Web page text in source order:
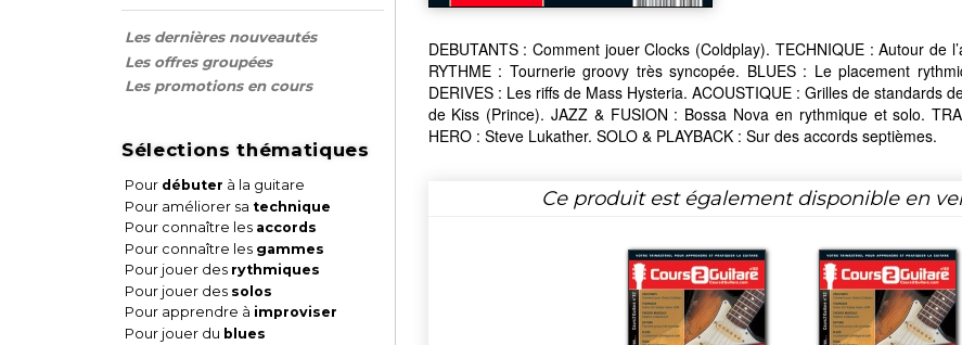
Les dernières nouveautés
Les offres groupées
Les promotions en cours
Sélections thématiques
Pour débuter à la guitare
Pour améliorer sa technique
Pour connaître les accords
Pour connaître les gammes
Pour jouer des rythmiques
Pour jouer des solos
Pour apprendre à improviser
Pour jouer du blues
DEBUTANTS : Comment jouer Clocks (Coldplay). TECHNIQUE : Autour de
RYTHME : Tournerie groovy très syncopée. BLUES : Le placement
DERIVES : Les riffs de Mass Hysteria. ACOUSTIQUE : Grilles de standards
de Kiss (Prince). JAZZ & FUSION : Bossa Nova en rythmique et solo.
HERO : Steve Lukather. SOLO & PLAYBACK : Sur des accords septièmes.
Ce produit est également disponible en